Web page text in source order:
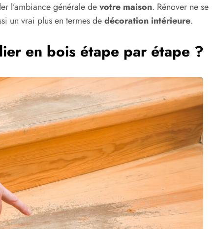
l’ambiance générale devotre maison. Rénover ne se
un vrai plus en termes dedécoration intérieure.
en bois étape par étape ?